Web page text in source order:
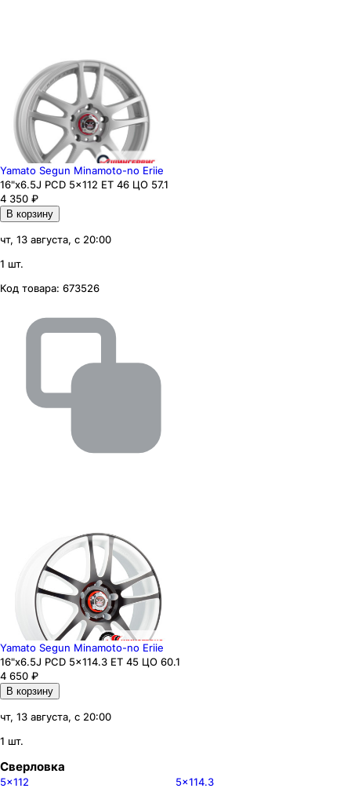
Yamato Segun Minamoto-no Eriie
16"x6.5J PCD 5x112 ЕТ 46 ЦО 57.1
4 350 ₽
В корзину
чт, 13 августа, с 20:00
1 шт.
Код товара: 673526
Yamato Segun Minamoto-no Eriie
16"x6.5J PCD 5x114.3 ЕТ 45 ЦО 60.1
4 650 ₽
В корзину
чт, 13 августа, с 20:00
1 шт.
Сверловка
5x112 5x114.3